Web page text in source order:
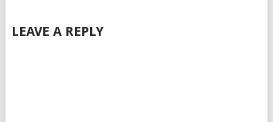
LEAVE A REPLY